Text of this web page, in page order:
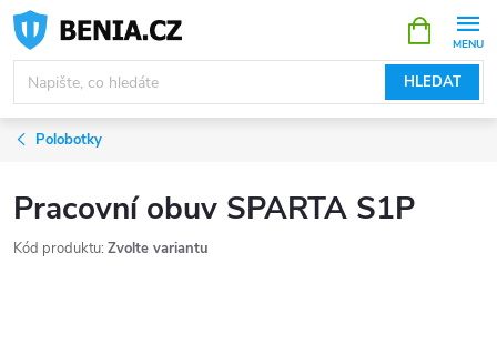
Přejít
obsah
HLEDAT
NÁKUPNÍ
KOŠÍK
Polobotky
Pracovní obuv SPARTA S1P
Kód produktu: Zvolte variantu